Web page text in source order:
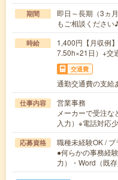
期間
即日～長期（3ヵ
もご相談ください
時給
1,400円【月収例
7.50h×21日）+交
交通費
通勤交通費の支給
仕事内容
営業事務
メーカーで受注
入力）※電話対応
応募資格
職種未経験OK /
●何らかの事務経
力）・Word（既